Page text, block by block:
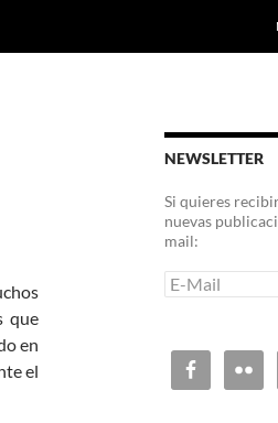
que
en
el
NEWSLETTER
Si quieres
nuevas
mail: